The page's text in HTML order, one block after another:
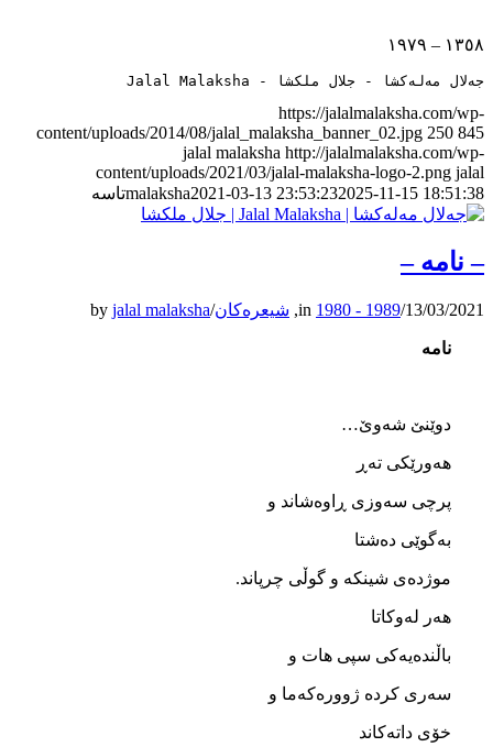
١٣٥٨ – ١٩٧٩
جەلال مەلەکشا - جلال ملکشا - Jalal Malaksha
https://jalalmalaksha.com/wp-
content/uploads/2014/08/jalal_malaksha_banner_02.jpg 250 845
jalal malaksha http://jalalmalaksha.com/wp-
content/uploads/2021/03/jalal-malaksha-logo-2.png jalal
malaksha2021-03-13 23:53:232025-11-15 18:51:38 تاسە
– نامه –
13/03/2021
/
in 1980 - 1989
, شیعرەکان/
by jalal malaksha
نامه
دوێنێ شه‌وێ…
هه‌ورێکی ته‌ڕ
پرچی سه‌وزی ڕاوه‌شاند و
به‌گوێی ده‌شتا
موژده‌ی شینکه ‌و گوڵی چرپاند.
هه‌ر له‌وکاتا
باڵنده‌یه‌کی سپی هات و
سه‌ری کرده ‌ژووره‌که‌ما و
خۆی داته‌کاند